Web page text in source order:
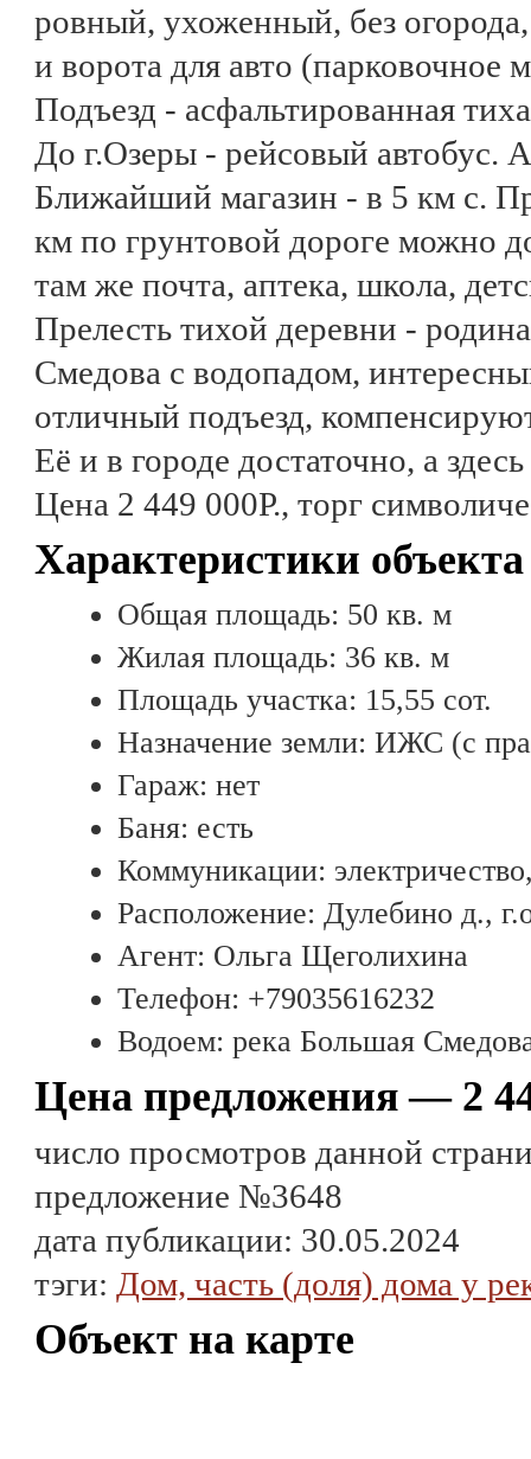
ровный, ухоженный, без
и ворота для авто (парковочное
Подъезд - асфальтированная
До г.Озеры - рейсовый автобус.
Ближайший магазин - в 5 км с.
км по грунтовой дороге можно
там же почта, аптека, школа,
Прелесть тихой деревни -
Смедова с водопадом,
отличный подъезд,
Её и в городе достаточно, а
Цена 2 449 000Р., торг
Характеристики объекта
Общая площадь: 50 кв. м
Жилая площадь: 36 кв. м
Площадь участка: 15,55 сот.
Назначение земли: ИЖС (с
Гараж: нет
Баня: есть
Коммуникации:
Расположение: Дулебино д.,
Агент: Ольга Щеголихина
Телефон: +79035616232
Водоем: река Большая
Цена предложения — 2
число просмотров данной
предложение №3648
дата публикации: 30.05.2024
тэги: Дом, часть (доля) дома у
Объект на карте